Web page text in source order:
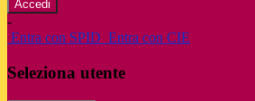
-
Entra con SPID Entra con CIE
Seleziona utente